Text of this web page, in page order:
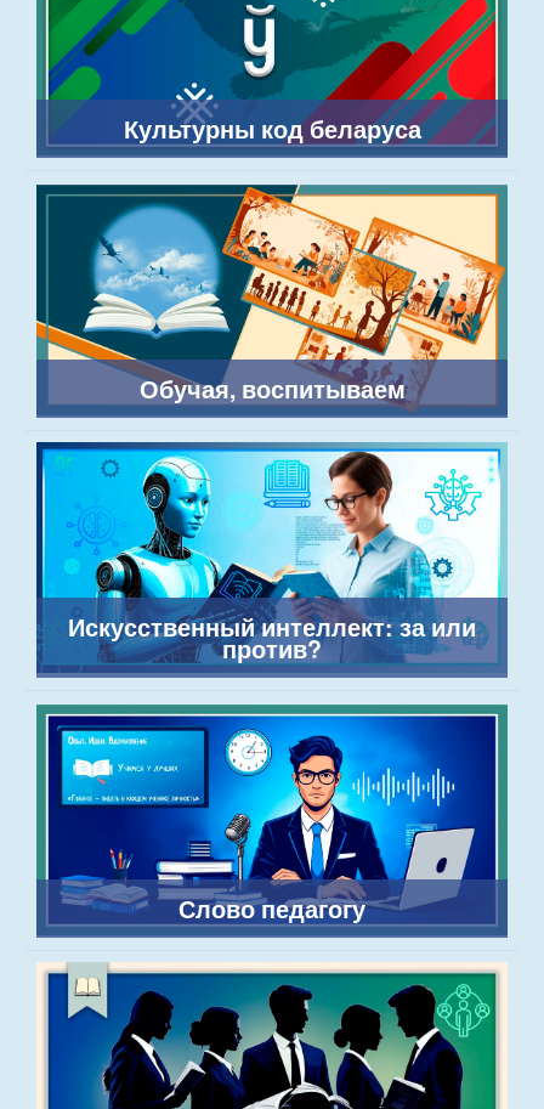
Культурны код беларуса
Обучая, воспитываем
Искусственный интеллект: за или
против?
Слово педагогу